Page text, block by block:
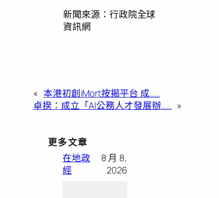
新聞來源：行政院全球
資訊網
« 本港初創iMort按揭平台 成……
卓揆：成立「AI公務人才發展辦…… »
更多文章
在地政
經
8 月 8,
2026